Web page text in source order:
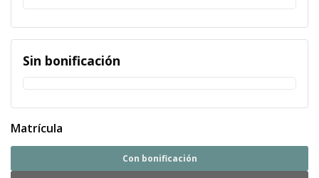
Sin bonificación
Matrícula
Con bonificación